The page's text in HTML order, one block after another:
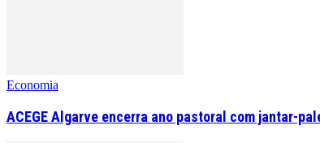
Economia
ACEGE Algarve encerra ano pastoral com jantar-